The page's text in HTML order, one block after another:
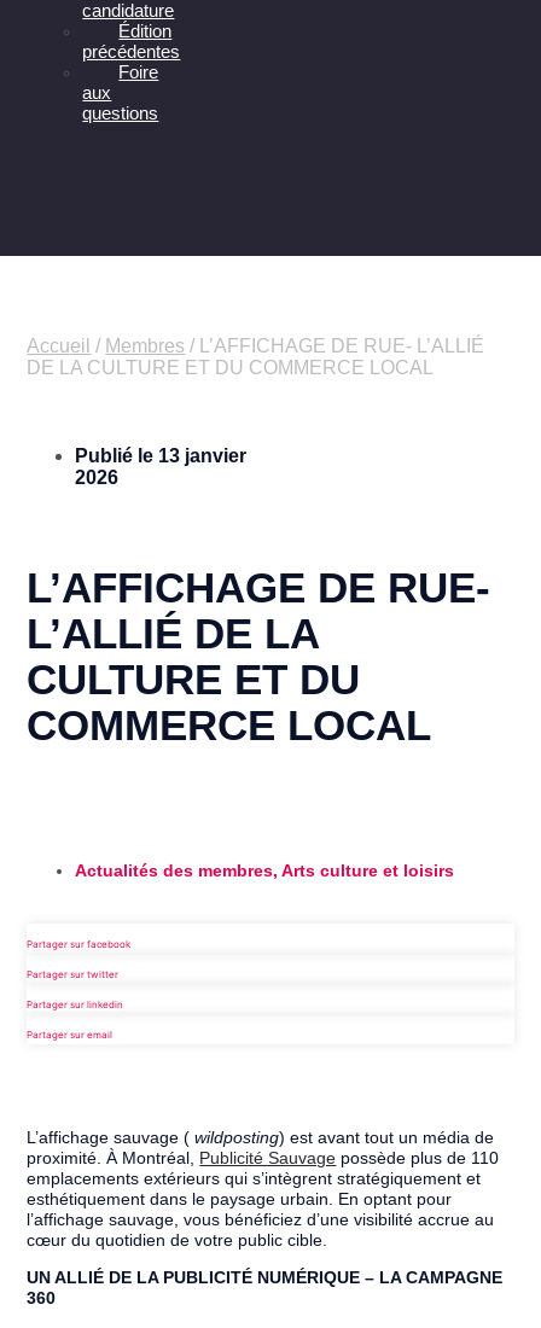
candidature
Édition
précédentes
Foire
aux
questions
Accueil / Membres /
L’AFFICHAGE DE RUE- L’ALLIÉ
DE LA CULTURE ET DU COMMERCE LOCAL
Publié le 13 janvier
2026
L’AFFICHAGE DE RUE-
L’ALLIÉ DE LA
CULTURE ET DU
COMMERCE LOCAL
Actualités des membres,Arts culture et loisirs
Partager sur facebook
Partager sur twitter
Partager sur linkedin
Partager sur email
L’affichage sauvage (wildposting) est avant tout un média de
proximité. À Montréal, Publicité Sauvage possède plus de 110
emplacements extérieurs qui s’intègrent stratégiquement et
esthétiquement dans le paysage urbain. En optant pour
l’affichage sauvage, vous bénéficiez d’une visibilité accrue au
cœur du quotidien de votre public cible.
UN ALLIÉ DE LA PUBLICITÉ NUMÉRIQUE – LA CAMPAGNE
360